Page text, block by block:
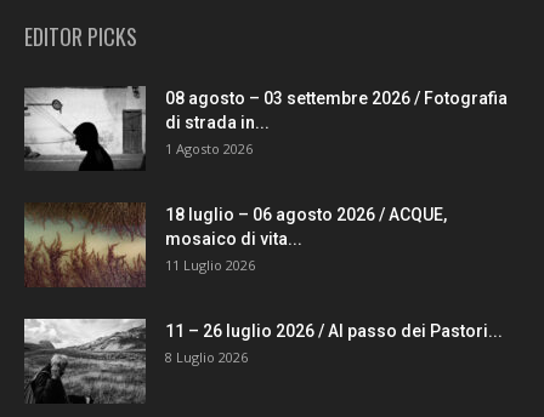
EDITOR PICKS
08 agosto – 03 settembre 2026 / Fotografia
di strada in...
1 Agosto 2026
18 luglio – 06 agosto 2026 / ACQUE,
mosaico di vita...
11 Luglio 2026
11 – 26 luglio 2026 / Al passo dei Pastori...
8 Luglio 2026